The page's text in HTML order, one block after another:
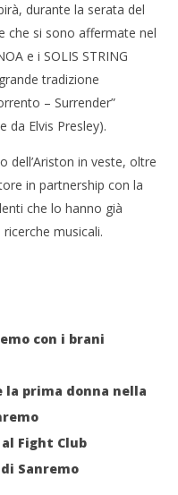
Eugenio Finardi
durante la serata del
che si sono affermate nel
e i SOLIS STRING
tradizione
– Surrender”
da Elvis Presley).
dell’Ariston in veste, oltre
in partnership con la
che lo hanno già
musicali.
con i brani
la prima donna nella
Fight Club
Sanremo